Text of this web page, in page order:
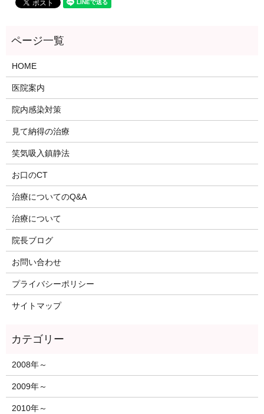
HOME
医院案内
院内感染対策
見て納得の治療
笑気吸入鎮静法
お口のCT
治療についてのQ&A
治療について
院長ブログ
お問い合わせ
プライバシーポリシー
サイトマップ
2008年～
2009年～
2010年～